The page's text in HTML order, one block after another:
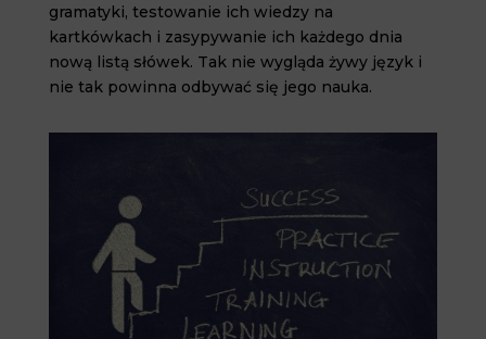
gramatyki, testowanie ich wiedzy na
kartkówkach i zasypywanie ich każdego dnia
nową listą słówek. Tak nie wygląda żywy język i
nie tak powinna odbywać się jego nauka.